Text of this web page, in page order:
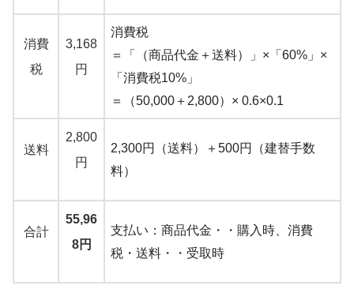
消費
税
3,168
円
消費税
＝「（商品代金＋送料）」×「60%」×
「消費税10%」
＝（50,000＋2,800）× 0.6×0.1
送料
2,800
円
2,300円（送料）＋500円（建替手数
料）
合計
55,96
8円
支払い：商品代金・・購入時、消費
税・送料・・受取時